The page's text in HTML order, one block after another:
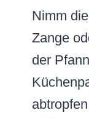
Nimm
Zange
der